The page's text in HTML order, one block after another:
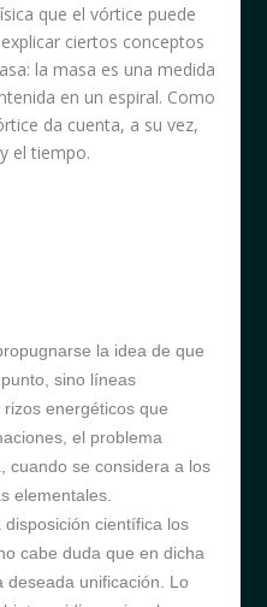
que el vórtice puede
ciertos conceptos
la masa es una medida
en un espiral. Como
da cuenta, a su vez,
el tiempo.
la idea de que
sino líneas
energéticos que
el problema
cuando se considera a los
elementales.
científica los
cabe duda que en dicha
unificación. Lo